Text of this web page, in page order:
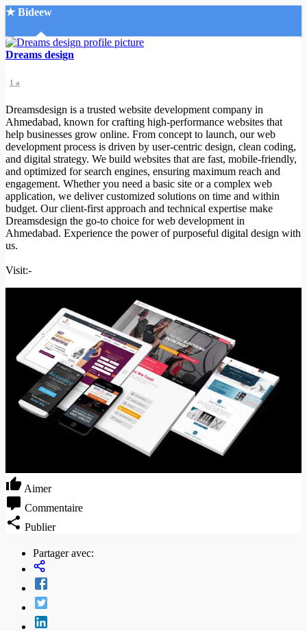
★ Bideew
Accueil
Recherche Avancée
Mon compte
Connexion
Créer un compte
Mode nuit
Dreams design
1 a
Dreamsdesign is a trusted website development company in
Ahmedabad, known for crafting high-performance websites that
help businesses grow online. From concept to launch, our web
development process is driven by user-centric design, clean coding,
and digital strategy. We build websites that are fast, mobile-friendly,
and optimized for search engines, ensuring maximum reach and
engagement. Whether you need a basic site or a complex web
application, we deliver customized solutions on time and within
budget. Our client-first approach and technical expertise make
Dreamsdesign the go-to choice for web development in
Ahmedabad. Experience the power of purposeful digital design with
us.
Visit:-
Aimer
Commentaire
Publier
Partager avec: